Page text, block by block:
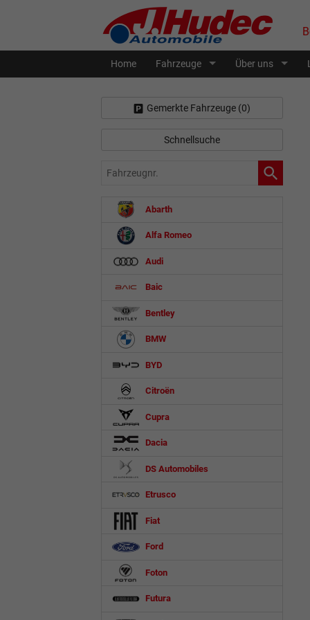
Home Fahrzeuge Über uns
Gemerkte Fahrzeuge (0)
Schnellsuche
Fahrzeugnr.
Abarth
Alfa Romeo
Audi
Baic
Bentley
BMW
BYD
Citroën
Cupra
Dacia
DS Automobiles
Etrusco
Fiat
Ford
Foton
Futura